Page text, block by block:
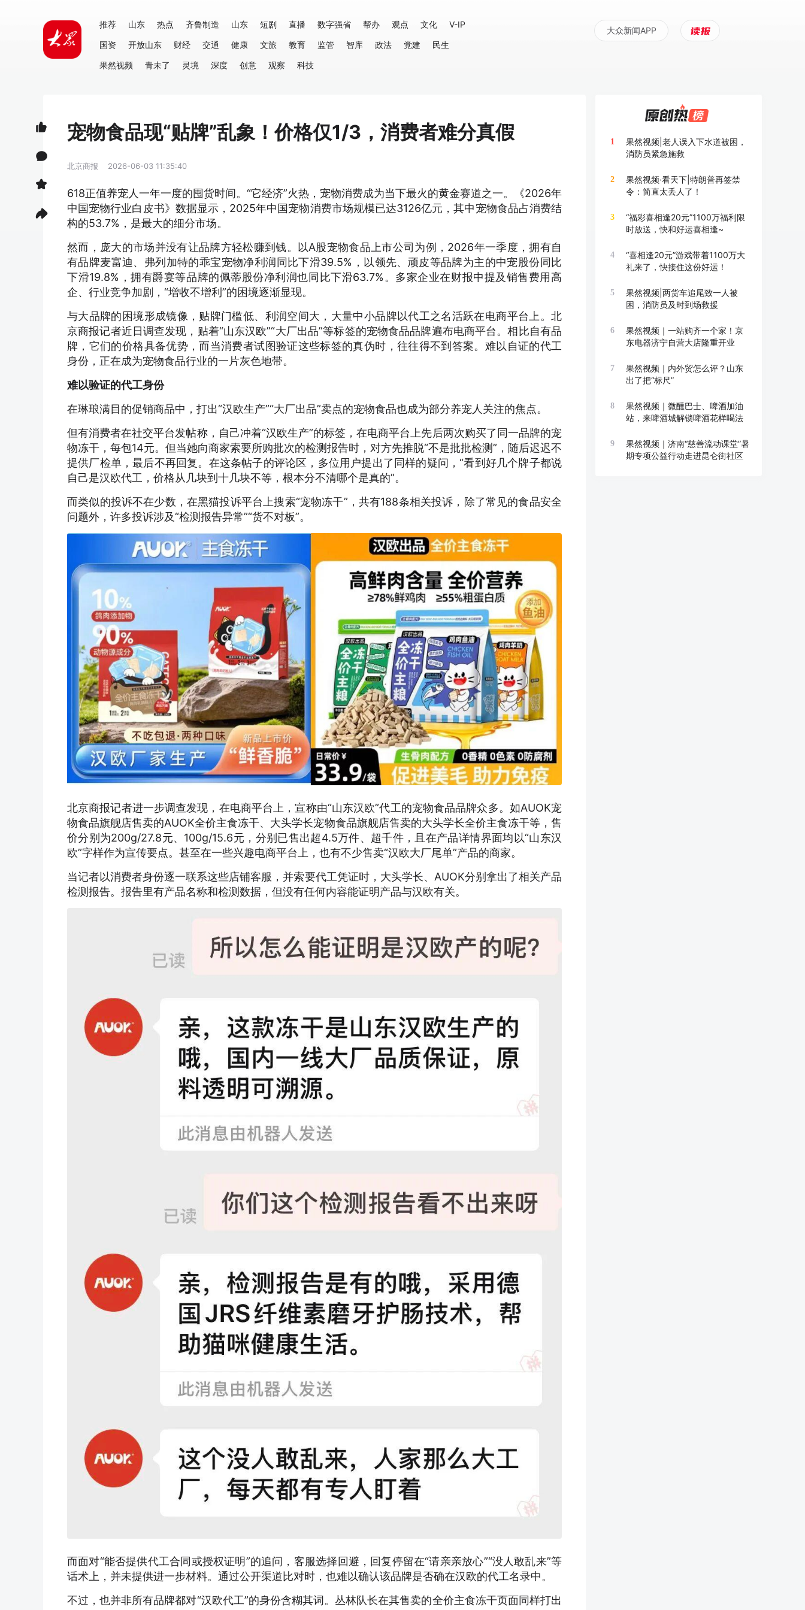
推荐 山东 热点 齐鲁制造 山东 短剧 直播 数字强省 帮办 观点 文化
V-IP
国资
开放山东 财经 交通 健康 文旅 教育 监管 智库 政法 党建
民生
果然视频
青未了 灵境 深度 创意 观察 科技
大众新闻APP
宠物食品现“贴牌”乱象！价格仅1/3，消费者难分真假
北京商报 2026-06-03 11:35:40
618正值养宠人一年一度的囤货时间。“它经济”火热，宠物消费成为当下最火的黄金赛道之一。《2026年
中国宠物行业白皮书》数据显示，2025年中国宠物消费市场规模已达3126亿元，其中宠物食品占消费结
构的53.7%，是最大的细分市场。
然而，庞大的市场并没有让品牌方轻松赚到钱。以A股宠物食品上市公司为例，2026年一季度，拥有自
有品牌麦富迪、弗列加特的乖宝宠物净利润同比下滑39.5%，以领先、顽皮等品牌为主的中宠股份同比
下滑19.8%，拥有爵宴等品牌的佩蒂股份净利润也同比下滑63.7%。多家企业在财报中提及销售费用高
企、行业竞争加剧，“增收不增利”的困境逐渐显现。
与大品牌的困境形成镜像，贴牌门槛低、利润空间大，大量中小品牌以代工之名活跃在电商平台上。北
京商报记者近日调查发现，贴着“山东汉欧”“大厂出品”等标签的宠物食品品牌遍布电商平台。相比自有品
牌，它们的价格具备优势，而当消费者试图验证这些标签的真伪时，往往得不到答案。难以自证的代工
身份，正在成为宠物食品行业的一片灰色地带。
难以验证的代工身份
在琳琅满目的促销商品中，打出“汉欧生产”“大厂出品”卖点的宠物食品也成为部分养宠人关注的焦点。
但有消费者在社交平台发帖称，自己冲着“汉欧生产”的标签，在电商平台上先后两次购买了同一品牌的宠
物冻干，每包14元。但当她向商家索要所购批次的检测报告时，对方先推脱“不是批批检测”，随后迟迟不
提供厂检单，最后不再回复。在这条帖子的评论区，多位用户提出了同样的疑问，“看到好几个牌子都说
自己是汉欧代工，价格从几块到十几块不等，根本分不清哪个是真的”。
而类似的投诉不在少数，在黑猫投诉平台上搜索“宠物冻干”，共有188条相关投诉，除了常见的食品安全
问题外，许多投诉涉及“检测报告异常”“货不对板”。
北京商报记者进一步调查发现，在电商平台上，宣称由“山东汉欧”代工的宠物食品品牌众多。如AUOK宠
物食品旗舰店售卖的AUOK全价主食冻干、大头学长宠物食品旗舰店售卖的大头学长全价主食冻干等，售
价分别为200g/27.8元、100g/15.6元，分别已售出超4.5万件、超千件，且在产品详情界面均以“山东汉
欧”字样作为宣传要点。甚至在一些兴趣电商平台上，也有不少售卖“汉欧大厂尾单”产品的商家。
当记者以消费者身份逐一联系这些店铺客服，并索要代工凭证时，大头学长、AUOK分别拿出了相关产品
检测报告。报告里有产品名称和检测数据，但没有任何内容能证明产品与汉欧有关。
而面对“能否提供代工合同或授权证明”的追问，客服选择回避，回复停留在“请亲亲放心”“没人敢乱来”等
话术上，并未提供进一步材料。通过公开渠道比对时，也难以确认该品牌是否确在汉欧的代工名录中。
不过，也并非所有品牌都对“汉欧代工”的身份含糊其词。丛林队长在其售卖的全价主食冻干页面同样打出
1
果然视频|老人误入下水道被困，
消防员紧急施救
2
果然视频·看天下|特朗普再签禁
令：简直太丢人了！
3
“福彩喜相逢20元”1100万福利限
时放送，快和好运喜相逢~
4
“喜相逢20元”游戏带着1100万大
礼来了，快接住这份好运！
5
果然视频|两货车追尾致一人被
困，消防员及时到场救援
6
果然视频｜一站购齐一个家！京
东电器济宁自营大店隆重开业
7
果然视频｜内外贸怎么评？山东
出了把“标尺”
8
果然视频｜微醺巴士、啤酒加油
站，来啤酒城解锁啤酒花样喝法
9
果然视频｜济南“慈善流动课堂”暑
期专项公益行动走进昆仑街社区